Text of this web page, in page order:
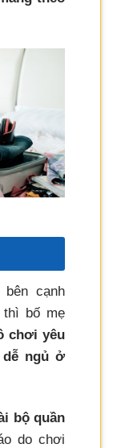
cạnh
thì bố mẹ
chơi yêu
ngủ ở
bộ quần
do chơi